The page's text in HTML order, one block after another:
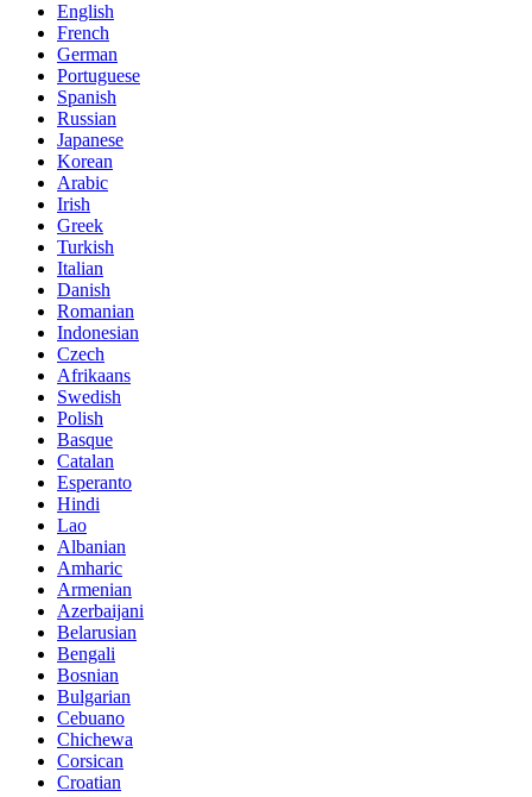
English
French
German
Portuguese
Spanish
Russian
Japanese
Korean
Arabic
Irish
Greek
Turkish
Italian
Danish
Romanian
Indonesian
Czech
Afrikaans
Swedish
Polish
Basque
Catalan
Esperanto
Hindi
Lao
Albanian
Amharic
Armenian
Azerbaijani
Belarusian
Bengali
Bosnian
Bulgarian
Cebuano
Chichewa
Corsican
Croatian